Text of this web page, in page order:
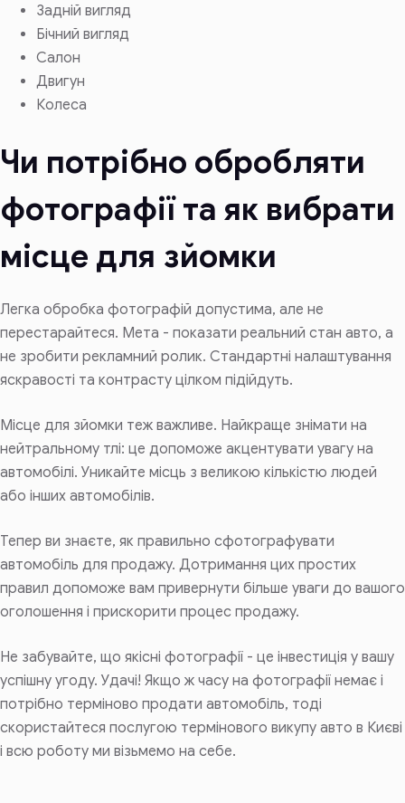
Задній вигляд
Бічний вигляд
Салон
Двигун
Колеса
Чи потрібно обробляти
фотографії та як вибрати
місце для зйомки
Легка обробка фотографій допустима, але не
перестарайтеся. Мета - показати реальний стан авто, а
не зробити рекламний ролик. Стандартні налаштування
яскравості та контрасту цілком підійдуть.
Місце для зйомки теж важливе. Найкраще знімати на
нейтральному тлі: це допоможе акцентувати увагу на
автомобілі. Уникайте місць з великою кількістю людей
або інших автомобілів.
Тепер ви знаєте, як правильно сфотографувати
автомобіль для продажу. Дотримання цих простих
правил допоможе вам привернути більше уваги до вашого
оголошення і прискорити процес продажу.
Не забувайте, що якісні фотографії - це інвестиція у вашу
успішну угоду. Удачі! Якщо ж часу на фотографії немає і
потрібно терміново продати автомобіль, тоді
скористайтеся послугою термінового викупу авто в Києві
і всю роботу ми візьмемо на себе.